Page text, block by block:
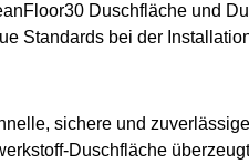
Duschfläche und
Standards bei der
sichere und
Duschfläche